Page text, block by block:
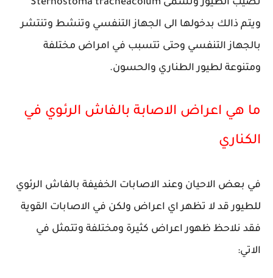
تصيب الطيور وتسمى Sternostoma tracheacolum
ويتم ذالك بدخولها الى الجهاز التنفسي وتنشط وتنتشر
بالجهاز التنفسي وحتى تتسبب في امراض مختلفة
ومتنوعة لطيور الطناري والحسون.
ما هي اعراض الاصابة بالفاش الرئوي في
الكناري
في بعض الاحيان وعند الاصابات الخفيفة بالفاش الرئوي
للطيور قد لا تظهر اي اعراض ولكن في الاصابات القوية
فقد نلاحظ ظهور اعراض كثيرة ومختلفة وتتمثل في
الاتي: